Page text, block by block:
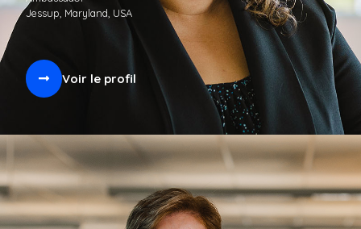
Jessup, Maryland, USA
Voir le profil